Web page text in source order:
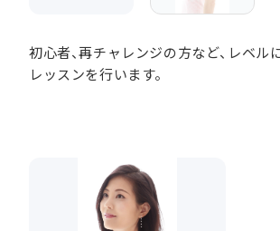
初心者、再チャレンジの方など、レベル
レッスンを行います。